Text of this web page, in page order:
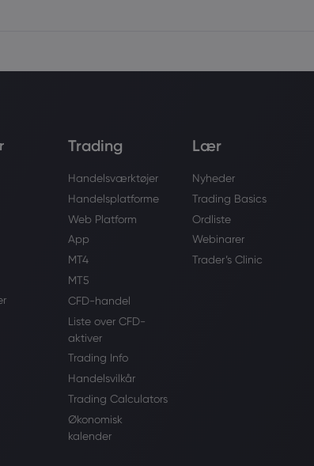
Trading
Handelsværktøjer
Handelsplatforme
Web Platform
App
MT4
MT5
CFD-handel
Liste over CFD-
aktiver
Trading Info
Handelsvilkår
Trading Calculators
Økonomisk
kalender
Lær
Nyheder
Trading Basics
Ordliste
Webinarer
Trader’s Clinic